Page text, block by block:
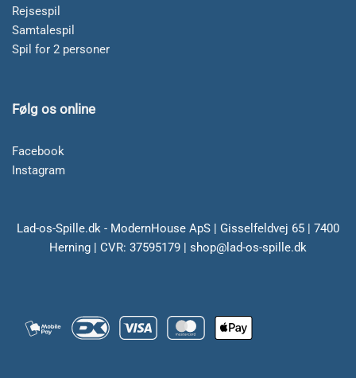
Rejsespil
Samtalespil
Spil for 2 personer
Følg os online
Facebook
Instagram
Lad-os-Spille.dk - ModernHouse ApS | Gisselfeldvej 65 | 7400
Herning | CVR: 37595179 | shop@lad-os-spille.dk